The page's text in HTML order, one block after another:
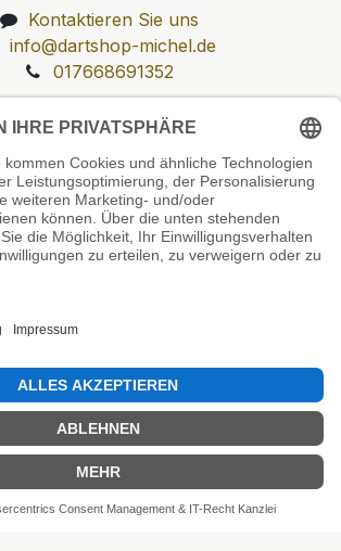
Kontaktieren Sie uns
info@dartshop-michel.de
017668691352
Unsere Prüfsiegel